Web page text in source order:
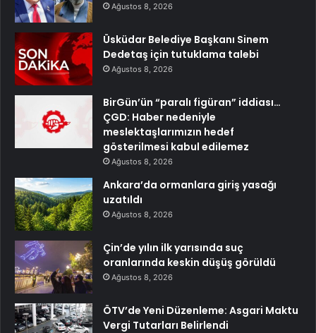
Ağustos 8, 2026
Üsküdar Belediye Başkanı Sinem
Dedetaş için tutuklama talebi
Ağustos 8, 2026
BirGün’ün “paralı figüran” iddiası…
ÇGD: Haber nedeniyle
meslektaşlarımızın hedef
gösterilmesi kabul edilemez
Ağustos 8, 2026
Ankara’da ormanlara giriş yasağı
uzatıldı
Ağustos 8, 2026
Çin’de yılın ilk yarısında suç
oranlarında keskin düşüş görüldü
Ağustos 8, 2026
ÖTV’de Yeni Düzenleme: Asgari Maktu
Vergi Tutarları Belirlendi